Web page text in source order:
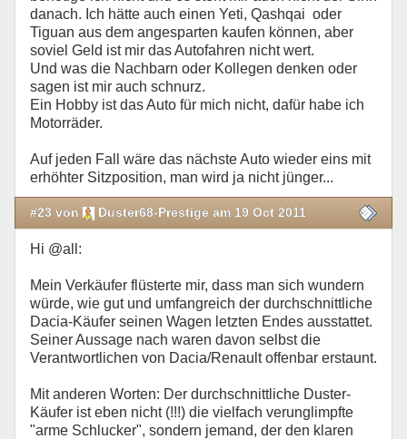
danach. Ich hätte auch einen Yeti, Qashqai oder
Tiguan aus dem angesparten kaufen können, aber
soviel Geld ist mir das Autofahren nicht wert.
Und was die Nachbarn oder Kollegen denken oder
sagen ist mir auch schnurz.
Ein Hobby ist das Auto für mich nicht, dafür habe ich
Motorräder.
Auf jeden Fall wäre das nächste Auto wieder eins mit
erhöhter Sitzposition, man wird ja nicht jünger...
#23 von Duster68-Prestige am 19 Oct 2011
Hi @all:
Mein Verkäufer flüsterte mir, dass man sich wundern
würde, wie gut und umfangreich der durchschnittliche
Dacia-Käufer seinen Wagen letzten Endes ausstattet.
Seiner Aussage nach waren davon selbst die
Verantwortlichen von Dacia/Renault offenbar erstaunt.
Mit anderen Worten: Der durchschnittliche Duster-
Käufer ist eben nicht (!!!) die vielfach verunglimpfte
"arme Schlucker", sondern jemand, der den klaren